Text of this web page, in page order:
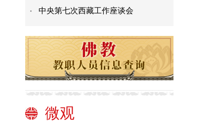
中央第七次西藏工作座谈会
微观